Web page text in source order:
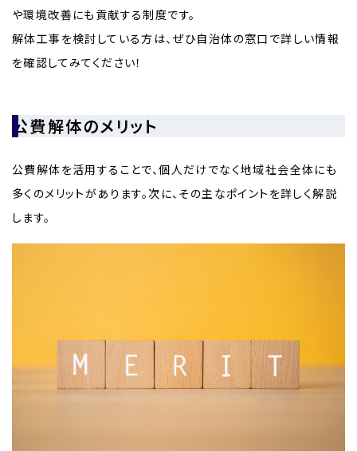
や環境改善にも貢献する制度です。
解体工事を検討している方は、ぜひ自治体の窓口で詳しい情報
を確認してみてください！
公費解体のメリット
公費解体を活用することで、個人だけでなく地域社会全体にも
多くのメリットがあります。次に、その主なポイントを詳しく解説
します。